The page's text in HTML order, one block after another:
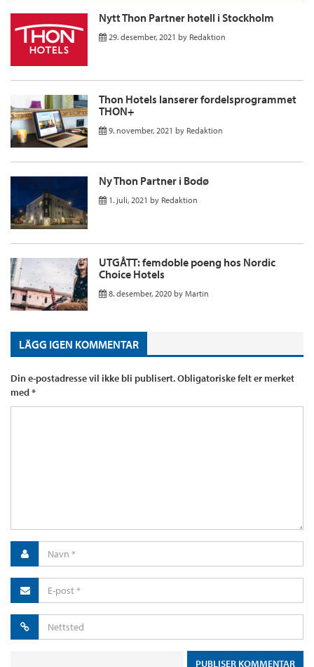
Nytt Thon Partner hotell i Stockholm
29. desember, 2021 by Redaktion
Thon Hotels lanserer fordelsprogrammet
THON+
9. november, 2021 by Redaktion
Ny Thon Partner i Bodø
1. juli, 2021 by Redaktion
UTGÅTT: femdoble poeng hos Nordic
Choice Hotels
8. desember, 2020 by Martin
LÄGG IGEN KOMMENTAR
Din e-postadresse vil ikke bli publisert.Obligatoriske felt er merket
med*